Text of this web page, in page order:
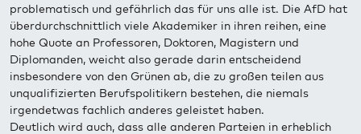
problematisch und gefährlich das für uns alle ist. Die AfD hat
überdurchschnittlich viele Akademiker in ihren reihen, eine
hohe Quote an Professoren, Doktoren, Magistern und
Diplomanden, weicht also gerade darin entscheidend
insbesondere von den Grünen ab, die zu großen teilen aus
unqualifizierten Berufspolitikern bestehen, die niemals
irgendetwas fachlich anderes geleistet haben.
Deutlich wird auch, dass alle anderen Parteien in erheblich